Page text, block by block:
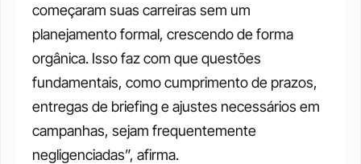
começaram suas carreiras sem um
planejamento formal, crescendo de forma
orgânica. Isso faz com que questões
fundamentais, como cumprimento de prazos,
entregas de briefing e ajustes necessários em
campanhas, sejam frequentemente
negligenciadas”, afirma.